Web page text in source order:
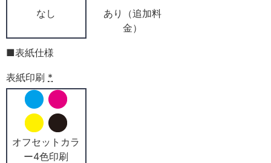
なし
あり（追加料
金）
■表紙仕様
表紙印刷 *
オフセットカラ
ー4色印刷